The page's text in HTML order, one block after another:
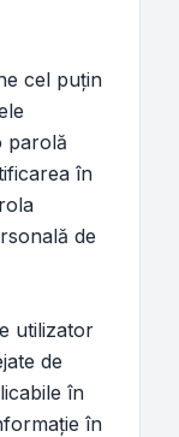
cel puţin
parolă
în
de
utilizator
de
în
în